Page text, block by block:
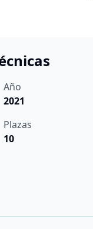
Año
2021
Plazas
10